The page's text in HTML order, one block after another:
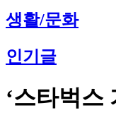
생활/문화
인기글
‘스타벅스